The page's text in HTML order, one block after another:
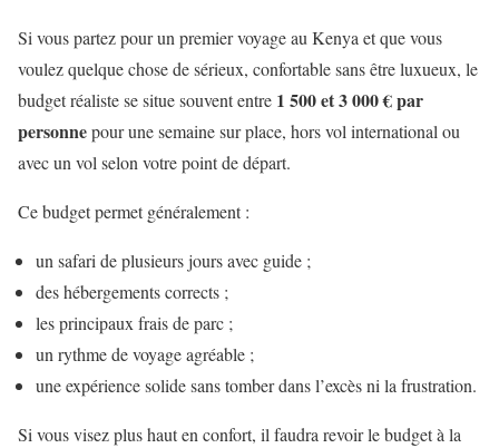
Si vous partez pour un premier voyage au Kenya et que vous
voulez quelque chose de sérieux, confortable sans être luxueux, le
budget réaliste se situe souvent entre 1 500 et 3 000 € par
personnepour une semaine sur place, hors vol international ou
avec un vol selon votre point de départ.
Ce budget permet généralement :
un safari de plusieurs jours avec guide ;
des hébergements corrects ;
les principaux frais de parc ;
un rythme de voyage agréable ;
une expérience solide sans tomber dans l’excès ni la frustration.
Si vous visez plus haut en confort, il faudra revoir le budget à la